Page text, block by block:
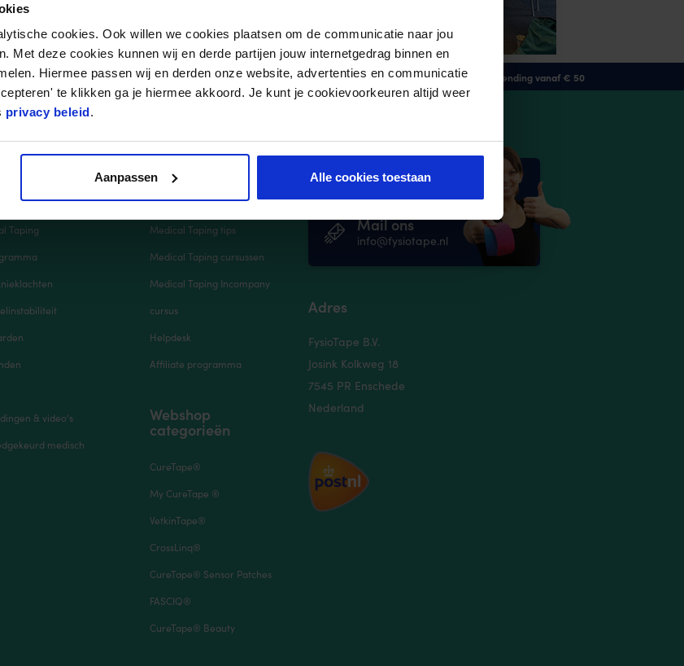
cookies. Ook willen we cookies plaatsen om de communicatie naar jou
Met deze cookies kunnen wij en derde partijen jouw internetgedrag binnen en
Hiermee passen wij en derden onze website, advertenties en communicatie
te klikken ga je hiermee akkoord. Je kunt je cookievoorkeuren altijd weer
privacy beleid.
Aanpassen Alle cookies toestaan
Klanten geven ons een 9,3 GRATIS verzending vanaf € 50
Taping
& video's
medisch
Handige links
Klantenservice
Retourneren
Medical Taping tips
Medical Taping cursussen
Medical Taping Incompany
cursus
Helpdesk
Affiliate programma
Webshop
categorieën
CureTape®
My CureTape ®
VetkinTape®
CrossLinq®
CureTape® Sensor Patches
FASCIQ®
CureTape® Beauty
Vragen of hulp nodig?
Bel ons
053-4781900
Mail ons
info@fysiotape.nl
Adres
FysioTape B.V.
Josink Kolkweg 18
7545 PR Enschede
Nederland